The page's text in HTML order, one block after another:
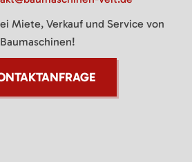
Miete, Verkauf und Service von
Baumaschinen!